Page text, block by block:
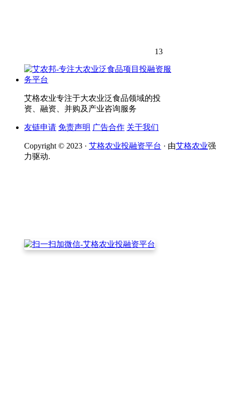
13
艾格农业专注于大农业泛食品领域的投
资、融资、并购及产业咨询服务
友链申请 免责声明 广告合作 关于我们
Copyright © 2023 · 艾格农业投融资平台 · 由艾格农业强
力驱动.